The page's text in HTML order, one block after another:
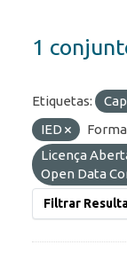
1
Etiquetas:
IED
Licença
Open Data
Filtrar